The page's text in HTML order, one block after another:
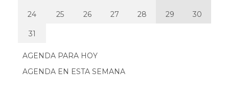
24 25 26 27 28 29 30
31
AGENDA PARA HOY
AGENDA EN ESTA SEMANA